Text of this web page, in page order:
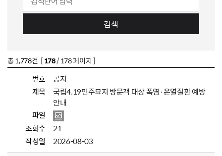
검색
총 1,778건 [178/ 178 페이지 ]
번호
공지
제목
국립4.19민주묘지 방문객 대상 폭염·온열질환 예방
안내
파일
조회수
21
작성일
2026-08-03